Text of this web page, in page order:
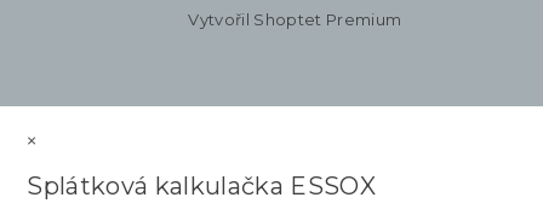
Vytvořil Shoptet Premium
×
Splátková kalkulačka ESSOX